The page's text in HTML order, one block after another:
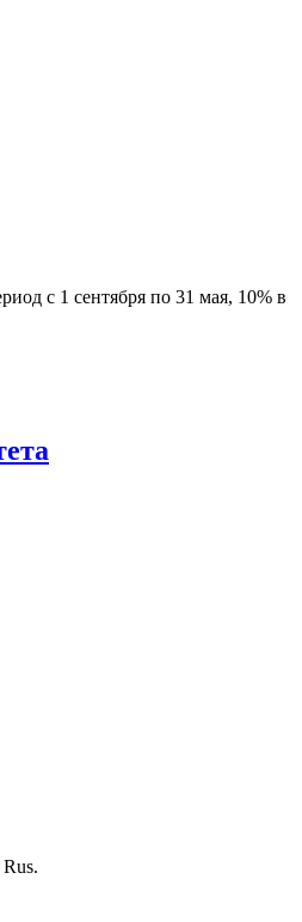
с 1 сентября по 31 мая, 10% в